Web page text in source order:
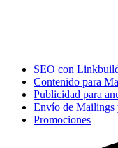
SEO con
Contenido para
Publicidad para
Envío de Mailings
Promociones